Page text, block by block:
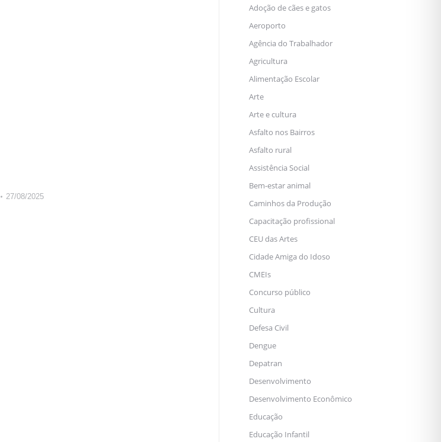
27/08/2025
Adoção de cães e gatos
Aeroporto
Agência do Trabalhador
Agricultura
Alimentação Escolar
Arte
Arte e cultura
Asfalto nos Bairros
Asfalto rural
Assistência Social
Bem-estar animal
Caminhos da Produção
Capacitação profissional
CEU das Artes
Cidade Amiga do Idoso
CMEIs
Concurso público
Cultura
Defesa Civil
Dengue
Depatran
Desenvolvimento
Desenvolvimento Econômico
Educação
Educação Infantil